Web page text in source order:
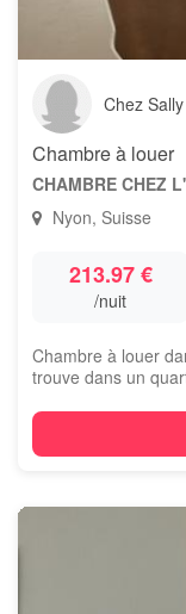
Chez Sally
Chambre à louer
CHAMBRE CHEZ
Nyon, Suisse
213.97 €
/nuit
Chambre à louer
trouve dans un